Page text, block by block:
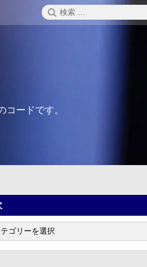
検
索:
ードです。